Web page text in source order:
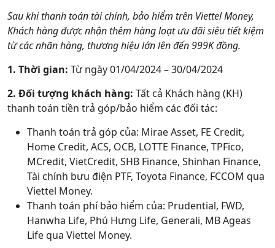
Sau khi thanh toán tài chính, bảo hiểm trên Viettel Money,
Khách hàng được nhận thêm hàng loạt ưu đãi siêu tiết kiệm
từ các nhãn hàng, thương hiệu lớn lên đến 999K đồng.
1. Thời gian: Từ ngày 01/04/2024 – 30/04/2024
2. Đối tượng khách hàng: Tất cả Khách hàng (KH)
thanh toán tiền trả góp/bảo hiểm các đối tác:
Thanh toán trả góp của: Mirae Asset, FE Credit,
Home Credit, ACS, OCB, LOTTE Finance, TPFico,
MCredit, VietCredit, SHB Finance, Shinhan Finance,
Tài chính bưu điện PTF, Toyota Finance, FCCOM qua
Viettel Money.
Thanh toán phí bảo hiểm của: Prudential, FWD,
Hanwha Life, Phú Hưng Life, Generali, MB Ageas
Life qua Viettel Money.